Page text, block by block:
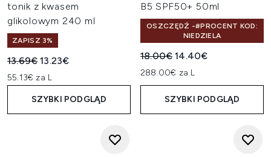
tonik z kwasem
glikolowym 240 ml
ZAPISZ 3%
Sugerowana cena detaliczna:
13.69€Aktualna cena:
13.23€
55.13€ za L
SZYBKI PODGLĄD
B5 SPF50+ 50ml
OSZCZĘDŹ -#PROCENT KOD:
NIEDZIELA
Sugerowana cena
18.00€Aktualna cena:
14.40€
288.00€ za L
SZYBKI PODGLĄD